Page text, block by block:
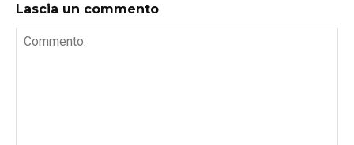
Lascia un commento